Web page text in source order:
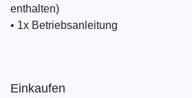
enthalten)
• 1x Betriebsanleitung
Einkaufen